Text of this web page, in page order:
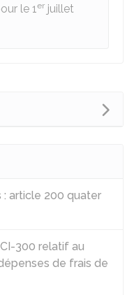
le 1er juillet
article 200 quater
300 relatif au
de frais de